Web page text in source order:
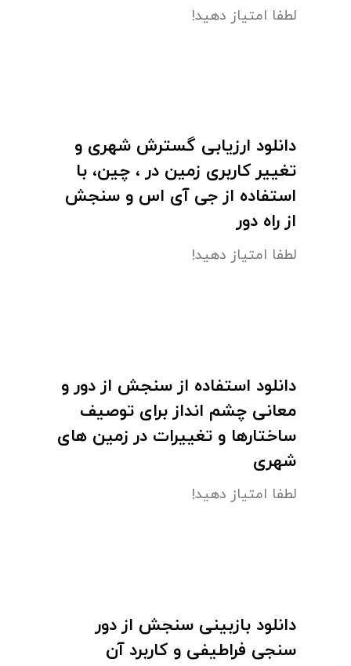
لطفا امتیاز دهید!
دانلود ارزیابی گسترش شهری و
تغییر کاربری زمین در ، چین، با
استفاده از جی آی اس و سنجش
از راه دور
لطفا امتیاز دهید!
دانلود استفاده از سنجش از دور و
معانی چشم انداز برای توصیف
ساختارها و تغییرات در زمین های
شهری
لطفا امتیاز دهید!
دانلود بازبینی سنجش از دور
سنجی فراطیفی و کاربرد آن